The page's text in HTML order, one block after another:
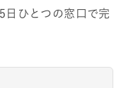
日ひとつの窓口で完